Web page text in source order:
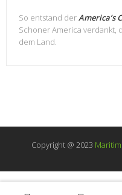
So entstand derAmerica’s
Schoner America verdankt,
dem Land.
Copyright @ 2023